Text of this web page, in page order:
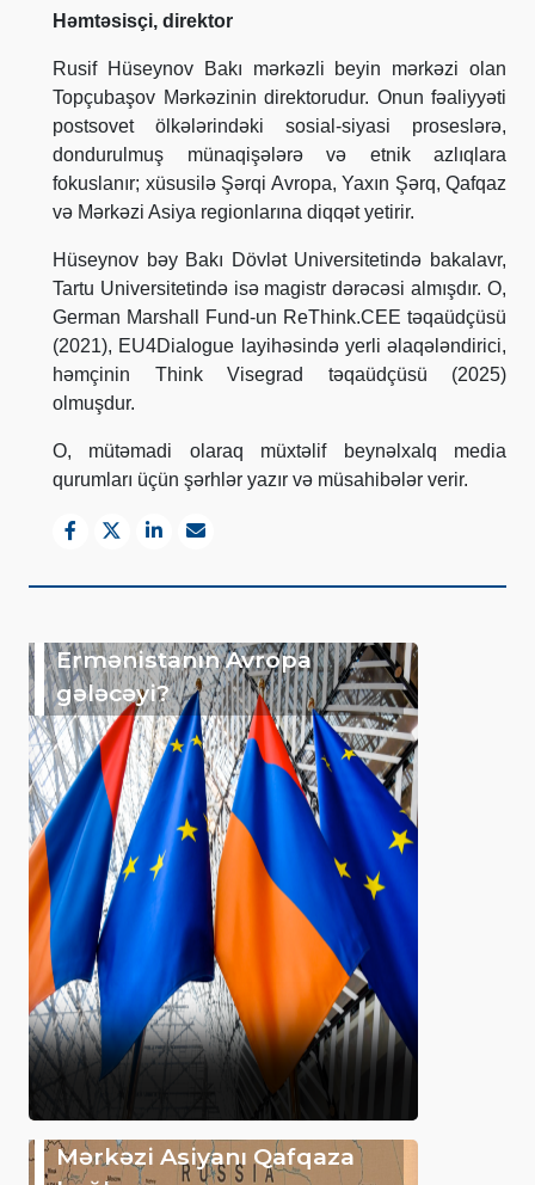
Həmtəsisçi, direktor
Rusif Hüseynov Bakı mərkəzli beyin mərkəzi olan
Topçubaşov Mərkəzinin direktorudur. Onun fəaliyyəti
postsovet ölkələrindəki sosial-siyasi proseslərə,
dondurulmuş münaqişələrə və etnik azlıqlara
fokuslanır; xüsusilə Şərqi Avropa, Yaxın Şərq, Qafqaz
və Mərkəzi Asiya regionlarına diqqət yetirir.
Hüseynov bəy Bakı Dövlət Universitetində bakalavr,
Tartu Universitetində isə magistr dərəcəsi almışdır. O,
German Marshall Fund-un ReThink.CEE təqaüdçüsü
(2021), EU4Dialogue layihəsində yerli əlaqələndirici,
həmçinin Think Visegrad təqaüdçüsü (2025)
olmuşdur.
O, mütəmadi olaraq müxtəlif beynəlxalq media
qurumları üçün şərhlər yazır və müsahibələr verir.
Ermənistanın Avropa
gələcəyi?
Mərkəzi Asiyanı Qafqaza